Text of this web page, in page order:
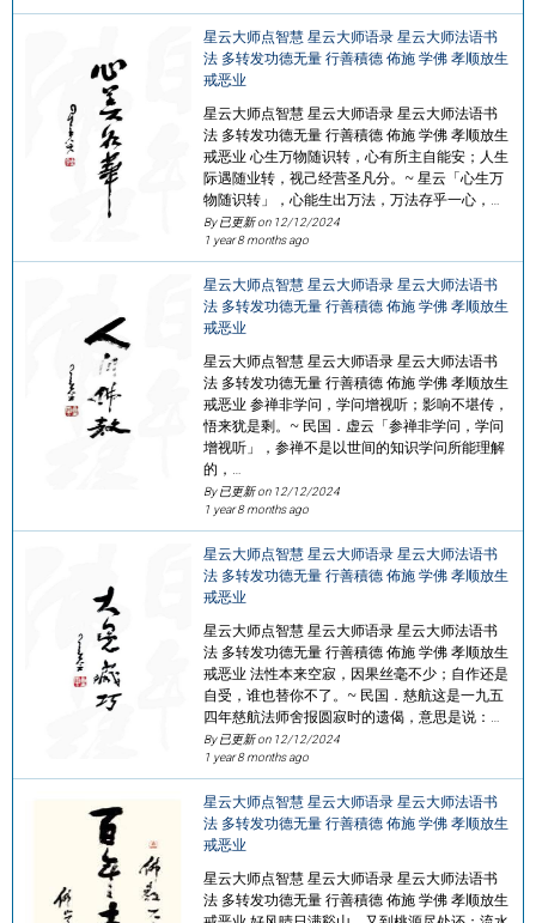
星云大师点智慧 星云大师语录 星云大师法语书
法 多转发功德无量 行善積德 佈施 学佛 孝顺放生
戒恶业
星云大师点智慧 星云大师语录 星云大师法语书
法 多转发功德无量 行善積德 佈施 学佛 孝顺放生
戒恶业 心生万物随识转，心有所主自能安；人生
际遇随业转，视己经营圣凡分。~ 星云「心生万
物随识转」，心能生出万法，万法存乎一心，…
By 已更新 on 12/12/2024
1 year 8 months ago
星云大师点智慧 星云大师语录 星云大师法语书
法 多转发功德无量 行善積德 佈施 学佛 孝顺放生
戒恶业
星云大师点智慧 星云大师语录 星云大师法语书
法 多转发功德无量 行善積德 佈施 学佛 孝顺放生
戒恶业 参禅非学问，学问增视听；影响不堪传，
悟来犹是剩。~ 民国．虚云「参禅非学问，学问
增视听」，参禅不是以世间的知识学问所能理解
的，…
By 已更新 on 12/12/2024
1 year 8 months ago
星云大师点智慧 星云大师语录 星云大师法语书
法 多转发功德无量 行善積德 佈施 学佛 孝顺放生
戒恶业
星云大师点智慧 星云大师语录 星云大师法语书
法 多转发功德无量 行善積德 佈施 学佛 孝顺放生
戒恶业 法性本来空寂，因果丝毫不少；自作还是
自受，谁也替你不了。~ 民国．慈航这是一九五
四年慈航法师舍报圆寂时的遗偈，意思是说：…
By 已更新 on 12/12/2024
1 year 8 months ago
星云大师点智慧 星云大师语录 星云大师法语书
法 多转发功德无量 行善積德 佈施 学佛 孝顺放生
戒恶业
星云大师点智慧 星云大师语录 星云大师法语书
法 多转发功德无量 行善積德 佈施 学佛 孝顺放生